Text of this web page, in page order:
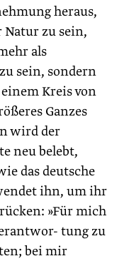
heraus,
Natur zu sein,
als
sein, sondern
Kreis von
Ganzes
wird der
neu belebt,
das deutsche
ihn, um ihr
»Für mich
tung zu
bei mir